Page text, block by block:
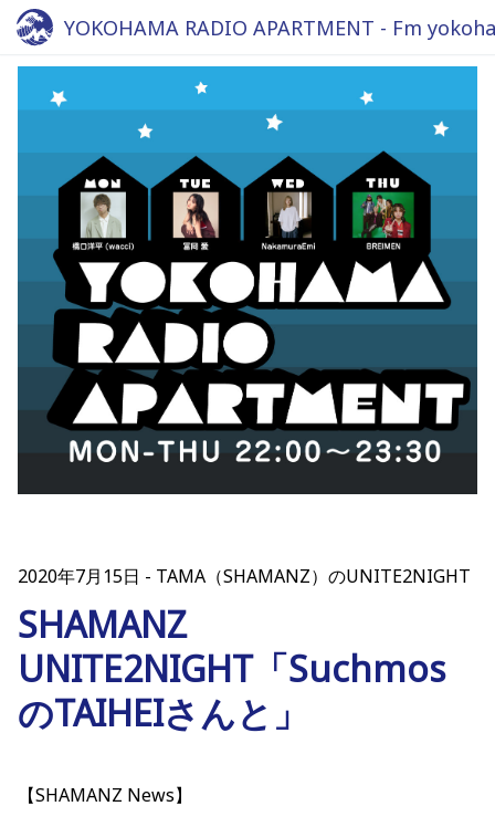
YOKOHAMA RADIO APARTMENT - Fm
2020年7月15日 TAMA（SHAMANZ）のUNITE2NIGHT
SHAMANZ
UNITE2NIGHT「Suchmos
のTAIHEIさんと」
【SHAMANZ News】